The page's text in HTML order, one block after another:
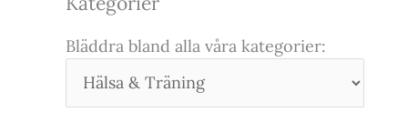
Bläddra bland alla våra kategorier: